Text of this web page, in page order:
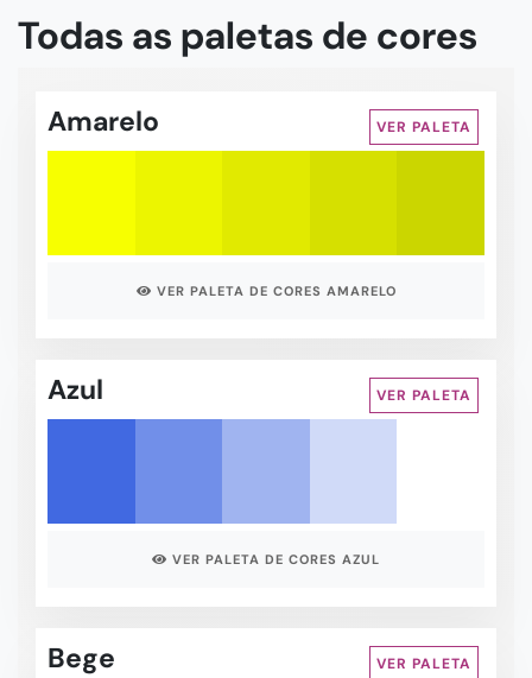
Todas as paletas de cores
Amarelo VER PALETA
VER PALETA DE CORES AMARELO
Azul VER PALETA
VER PALETA DE CORES AZUL
Bege VER PALETA